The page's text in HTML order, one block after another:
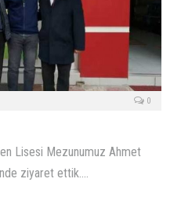
0
Lisesi Mezunumuz Ahmet
ziyaret ettik.…